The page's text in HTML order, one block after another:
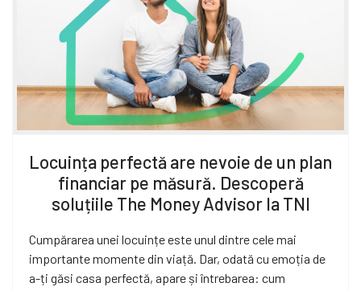
Locuința perfectă are nevoie de un plan
financiar pe măsură. Descoperă
soluțiile The Money Advisor la TNI
Cumpărarea unei locuințe este unul dintre cele mai
importante momente din viață. Dar, odată cu emoția de
a-ți găsi casa perfectă, apare și întrebarea: cum